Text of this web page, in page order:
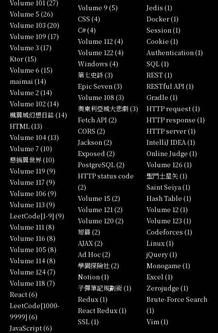
Volume 101 (27)
Volume 5 (26)
Volume 103 (20)
Volume 109 (17)
Volume 3 (17)
Ktor (15)
Volume 6 (15)
maimai (14)
Volume 2 (14)
Volume 102 (14)
楓翼城幻想日誌 (14)
HTML (13)
Volume 104 (13)
Volume 7 (10)
惡搞翼世界 (10)
Volume 119 (9)
Volume 117 (9)
Volume 106 (9)
Volume 113 (9)
LeetCode[1-9] (9)
Volume 111 (8)
Volume 116 (8)
Volume 105 (8)
Volume 114 (8)
Volume 124 (7)
Volume 118 (7)
React (6)
LeetCode[1000-
9999] (6)
JavaScript (6)
Volume 9 (5)
CSS (4)
C# (4)
Volume 112 (4)
Volume 122 (4)
Windows (4)
第七史詩 (3)
Epic Seven (3)
Volume 108 (3)
奧東利亞城大悲劇 (3)
Fetch API (2)
CORS (2)
Jackson (2)
Exposed (2)
PostgreSQL (2)
HTTP status code
(2)
Volume 15 (2)
Volume 121 (2)
Volume 120 (2)
短篇 (2)
AJAX (2)
Ad Hoc (2)
學園探險社 (2)
Notion (1)
子彈筆記規劃術 (1)
Redux (1)
React Redux (1)
SSL (1)
Jedis (1)
Docker (1)
Session (1)
Cookie (1)
Authentication (1)
SQL (1)
REST (1)
RESTful API (1)
Gradle (1)
HTTP request (1)
HTTP response (1)
HTTP server (1)
IntelliJ IDEA (1)
Online Judge (1)
Volume 126 (1)
聖鬥士星矢 (1)
Saint Seiya (1)
Hash Table (1)
Volume 12 (1)
Volume 123 (1)
Codeforces (1)
Linux (1)
jQuery (1)
Monogame (1)
Excel (1)
Zerojudge (1)
Brute-Force Search
(1)
Vim (1)